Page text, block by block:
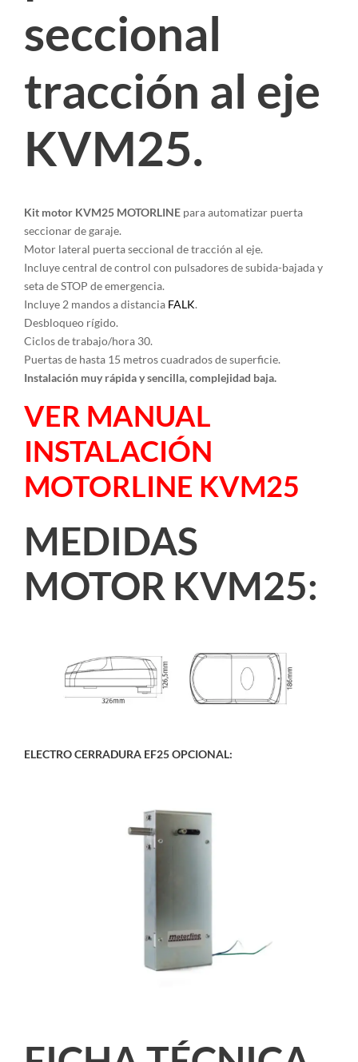
seccional
tracción al eje
KVM25.
Kit motor KVM25 MOTORLINE para automatizar puerta
seccionar de garaje.
Motor lateral puerta seccional de tracción al eje.
Incluye central de control con pulsadores de subida-bajada y
seta de STOP de emergencia.
Incluye 2 mandos a distancia FALK.
Desbloqueo rígido.
Ciclos de trabajo/hora 30.
Puertas de hasta 15 metros cuadrados de superficie.
Instalación muy rápida y sencilla, complejidad baja.
VER MANUAL
INSTALACIÓN
MOTORLINE KVM25
MEDIDAS
MOTOR KVM25:
ELECTRO CERRADURA EF25 OPCIONAL: